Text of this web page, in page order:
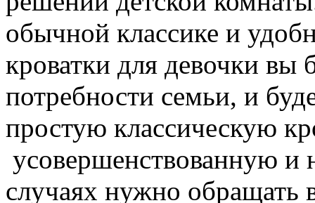
обычной классике и
кроватки для девочки вы
потребности семьи, и
простую классическую
усовершенствованную и
случаях нужно обращать